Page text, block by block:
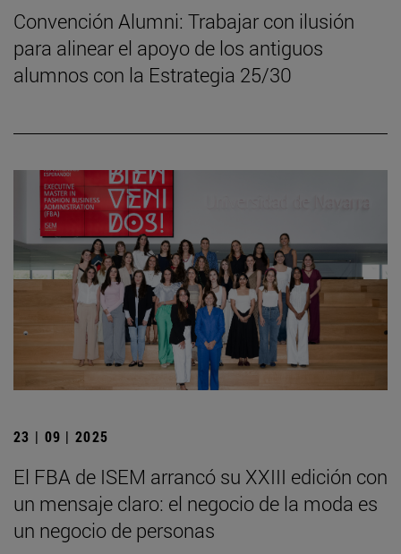
Convención Alumni: Trabajar con ilusión
para alinear el apoyo de los antiguos
alumnos con la Estrategia 25/30
23 | 09 | 2025
El FBA de ISEM arrancó su XXIII edición con
un mensaje claro: el negocio de la moda es
un negocio de personas